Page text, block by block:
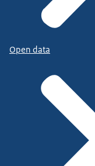
Open data